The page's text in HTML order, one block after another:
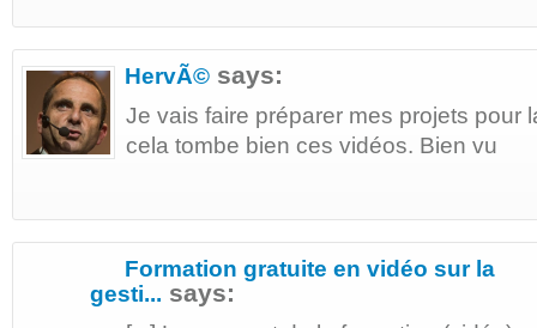
HervÃ© says:
Je vais faire préparer mes projets pour
cela tombe bien ces vidéos. Bien vu
Formation gratuite en vidéo sur la
gesti... says: